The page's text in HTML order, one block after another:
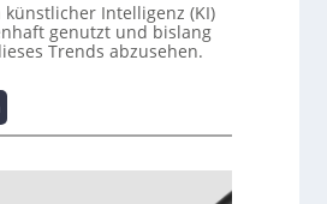
Intelligenz (KI)
genutzt und bislang
Trends abzusehen.
K
r